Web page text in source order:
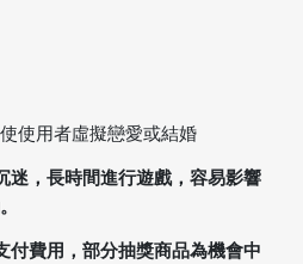
使用者虛擬戀愛或結婚
迷，長時間進行遊戲，容易影響
付費用，部分抽獎商品為機會中